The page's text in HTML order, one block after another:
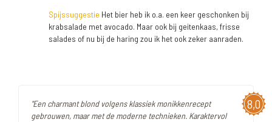
Spijssuggestie Het bier heb ik o.a. een keer geschonken bij
krabsalade met avocado. Maar ook bij geitenkaas, frisse
salades of nu bij de haring zou ik het ook zeker aanraden.
8,0
"Een charmant blond volgens klassiek monikkenrecept
gebrouwen, maar met de moderne technieken. Karaktervol